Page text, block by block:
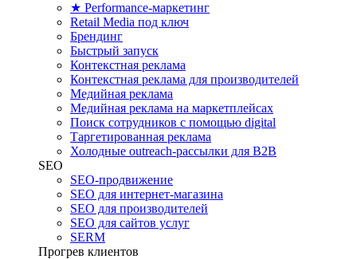
★ Performance-маркетинг
Retail Media под ключ
Брендинг
Быстрый запуск
Контекстная реклама
Контекстная реклама для производителей
Медийная реклама
Медийная реклама на маркетплейсах
Поиск сотрудников с помощью digital
Таргетированная реклама
Холодные outreach-рассылки для B2B
SEO
SEO-продвижение
SEO для интернет-магазина
SEO для производителей
SEO для сайтов услуг
SERM
Прогрев клиентов